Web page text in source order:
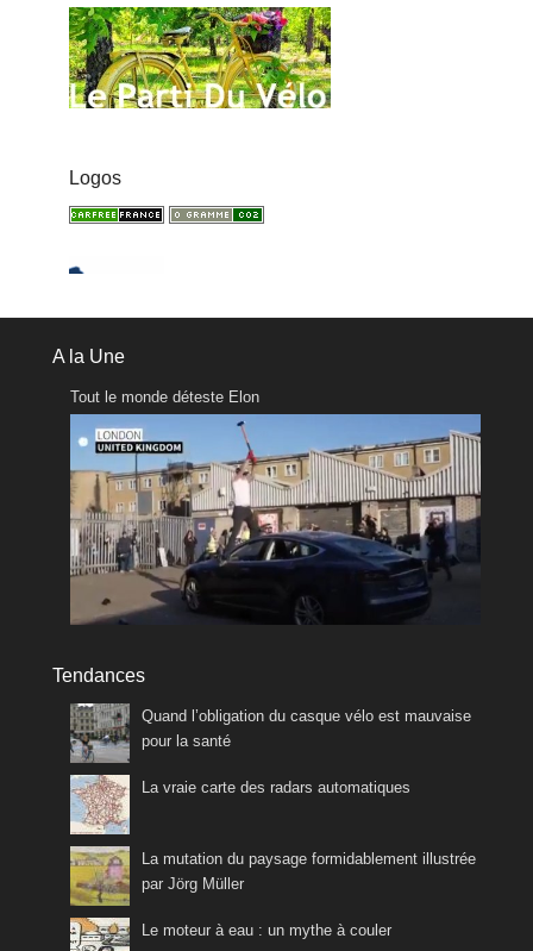
Logos
A la Une
Tout le monde déteste Elon
Tendances
Quand l’obligation du casque vélo est mauvaise
pour la santé
La vraie carte des radars automatiques
La mutation du paysage formidablement illustrée
par Jörg Müller
Le moteur à eau : un mythe à couler